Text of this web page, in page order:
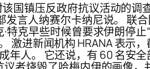
国镇压反政府抗议活动的调
言人纳赛尔卡纳尼说。 联
克早些时候曾要求伊朗停
激进新闻机构 HRANA 表示
人。 它还说，有 60 名安